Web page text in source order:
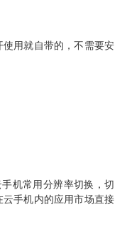
用就自带的，不需要安
手机常用分辨率切换，切
云手机内的应用市场直接